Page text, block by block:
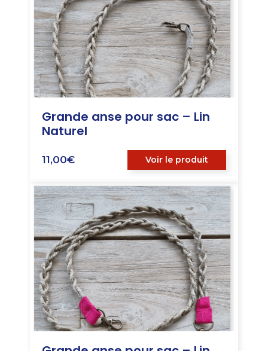
Grande anse pour sac – Lin
Naturel
11,00€ Voir le produit